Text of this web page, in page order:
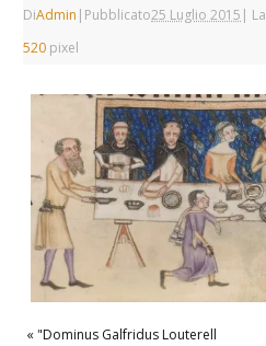
DiAdmin | Pubblicato25 Luglio 2015 |
520 pixel
« "Dominus Galfridus Louterell